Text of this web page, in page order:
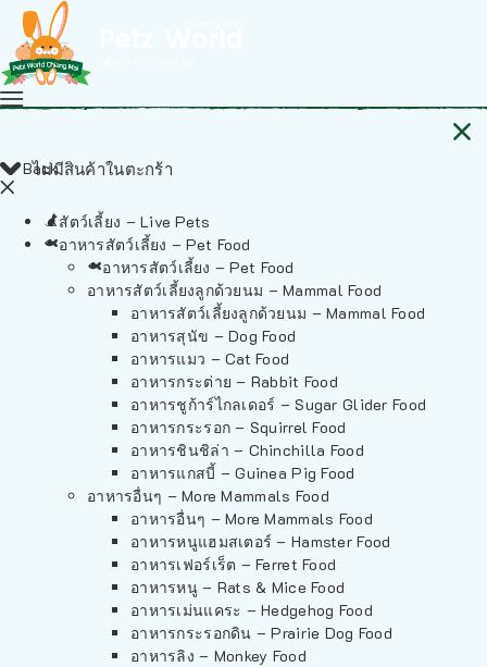
ไม่มีสินค้าในตะกร้า
Back
สัตว์เลี้ยง – Live Pets
อาหารสัตว์เลี้ยง – Pet Food
อาหารสัตว์เลี้ยง – Pet Food
อาหารสัตว์เลี้ยงลูกด้วยนม – Mammal Food
อาหารสัตว์เลี้ยงลูกด้วยนม – Mammal Food
อาหารสุนัข – Dog Food
อาหารแมว – Cat Food
อาหารกระต่าย – Rabbit Food
อาหารชูก้าร์ไกลเดอร์ – Sugar Glider Food
อาหารกระรอก – Squirrel Food
อาหารชินชิล่า – Chinchilla Food
อาหารแกสบี้ – Guinea Pig Food
อาหารอื่นๆ – More Mammals Food
อาหารอื่นๆ – More Mammals Food
อาหารหนูแฮมสเตอร์ – Hamster Food
อาหารเฟอร์เร็ต – Ferret Food
อาหารหนู – Rats & Mice Food
อาหารเม่นแคระ – Hedgehog Food
อาหารกระรอกดิน – Prairie Dog Food
อาหารลิง – Monkey Food